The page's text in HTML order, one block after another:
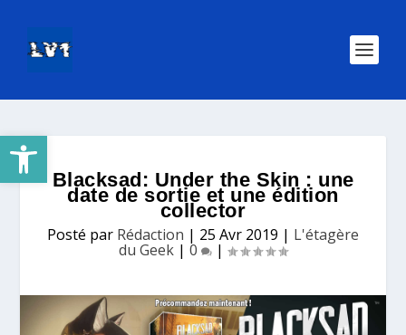
Ouvrir la barre d’outils
Blacksad: Under the Skin : une
date de sortie et une édition
collector
Posté par Rédaction | 25 Avr 2019 | L'étagère
du Geek | 0 |